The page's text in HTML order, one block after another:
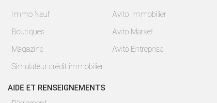
Immo Neuf
Boutiques
Magazine
Simulateur crédit immobilier
Avito Immobilier
Avito Market
Avito Entreprise
AIDE ET RENSEIGNEMENTS